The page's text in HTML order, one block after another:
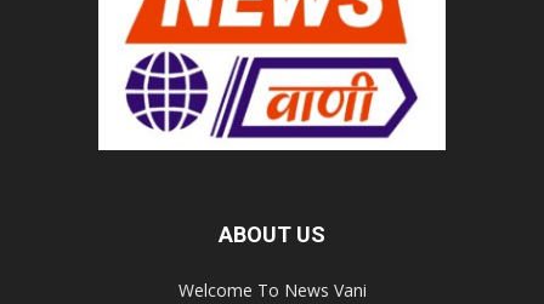
ABOUT US
Welcome To News Vani